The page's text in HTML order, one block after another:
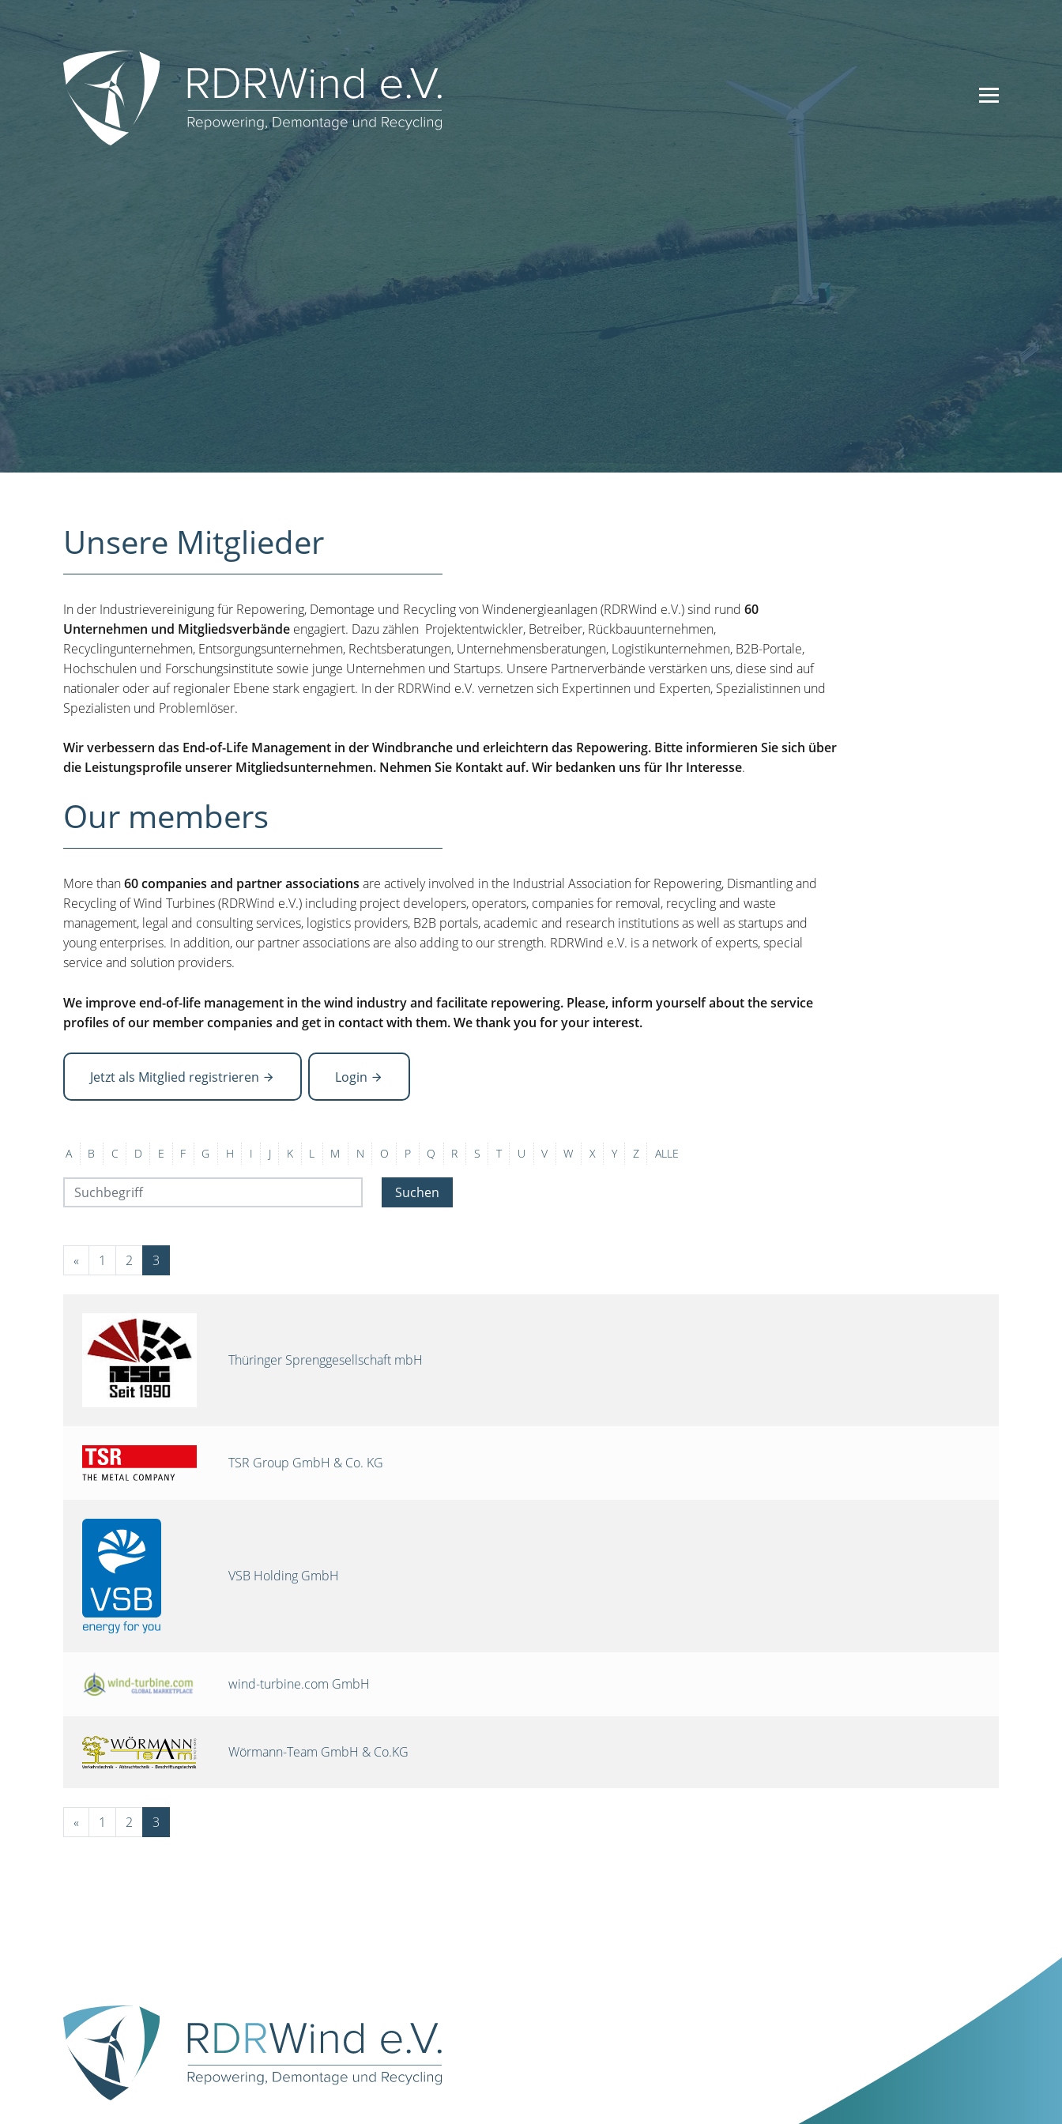
Unsere Mitglieder
In der Industrievereinigung für Repowering, Demontage und Recycling von Windenergieanlagen (RDRWind e.V.) sind rund 60
Unternehmen und Mitgliedsverbände engagiert. Dazu zählen Projektentwickler, Betreiber, Rückbauunternehmen,
Recyclingunternehmen, Entsorgungsunternehmen, Rechtsberatungen, Unternehmensberatungen, Logistikunternehmen, B2B-Portale,
Hochschulen und Forschungsinstitute sowie junge Unternehmen und Startups. Unsere Partnerverbände verstärken uns, diese sind auf
nationaler oder auf regionaler Ebene stark engagiert. In der RDRWind e.V. vernetzen sich Expertinnen und Experten, Spezialistinnen und
Spezialisten und Problemlöser.
Wir verbessern das End-of-Life Management in der Windbranche und erleichtern das Repowering. Bitte informieren Sie sich über
die Leistungsprofile unserer Mitgliedsunternehmen. Nehmen Sie Kontakt auf. Wir bedanken uns für Ihr Interesse.
Our members
More than60 companies and partner associations are actively involved in the Industrial Association for Repowering, Dismantling and
Recycling of Wind Turbines (RDRWind e.V.) including project developers, operators, companies for removal, recycling and waste
management, legal and consulting services, logistics providers, B2B portals, academic and research institutions as well as startups and
young enterprises. In addition, our partner associations are also adding to our strength. RDRWind e.V. is a network of experts, special
service and solution providers.
We improve end-of-life management in the wind industry and facilitate repowering. Please, inform yourself about the service
profiles of our member companies and get in contact with them. We thank you for your interest.
Jetzt als Mitglied registrieren Login
A B C D E F G H I J K L M N O P Q R S T U V W X Y Z ALLE
Suchen
« 1 2 3
Thüringer Sprenggesellschaft mbH
TSR Group GmbH & Co. KG
VSB Holding GmbH
wind-turbine.com GmbH
Wörmann-Team GmbH & Co.KG
« 1 2 3